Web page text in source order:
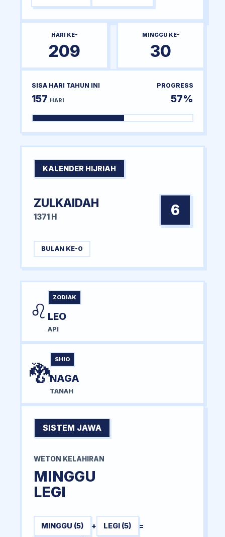
HARI KE-
209
MINGGU KE-
30
SISA HARI TAHUN INI
157 HARI
PROGRESS
57%
KALENDER HIJRIAH
ZULKAIDAH
1371 H 6
BULAN KE-0
♌
ZODIAK
LEO
API
🐉
SHIO
NAGA
TANAH
SISTEM JAWA
WETON KELAHIRAN
MINGGU
LEGI
MINGGU (5) + LEGI (5) =